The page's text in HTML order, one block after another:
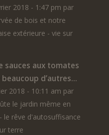
2018 - 1:47 pm par
de bois et notre
extérieure - vie sur
sauces aux tomates
d’autres...
2018 - 10:11 am par
le jardin même en
le rêve d'autosuffisance
terre